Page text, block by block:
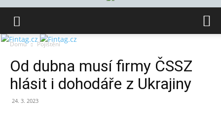
Domů Pojištění
Od dubna musí firmy ČSSZ
hlásit i dohodáře z Ukrajiny
24. 3. 2023